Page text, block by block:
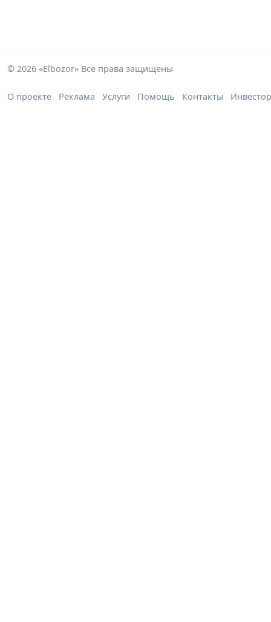
© 2026 «Elbozor» Все права защищены
О проекте Реклама Услуги Помощь Контакты